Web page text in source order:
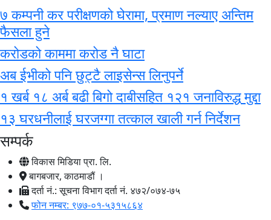
७ कम्पनी कर परीक्षणको घेरामा, प्रमाण नल्याए अन्तिम
फैसला हुने
करोडको काममा करोड नै घाटा
अब ईभीको पनि छुट्टै लाइसेन्स लिनुपर्ने
१ खर्ब १८ अर्ब बढी बिगो दाबीसहित १२१ जनाविरुद्ध मुद्दा
१३ घरधनीलाई घरजग्गा तत्काल खाली गर्न निर्देशन
सम्पर्क
विकास मिडिया प्रा. लि.
बागबजार, काठमाडौं ।
दर्ता नं.: सूचना विभाग दर्ता नं. ४७२/०७४-७५
फोन नम्बर: ९७७-०१-५३१५८६४